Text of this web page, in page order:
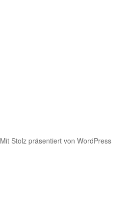
Mit Stolz präsentiert von WordPress